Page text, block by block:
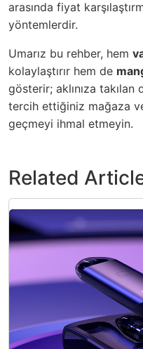
arasında fiyat
yöntemlerdir.
Umarız bu rehber, hem
kolaylaştırır hem de
gösterir; aklınıza
tercih ettiğiniz mağaza
geçmeyi ihmal etmeyin.
Related